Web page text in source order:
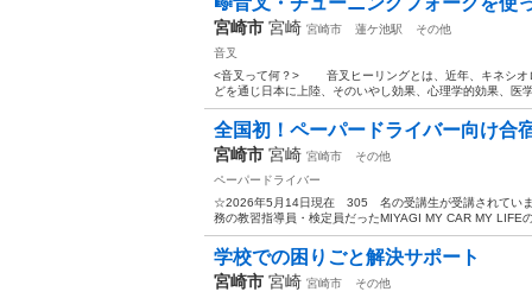
宮崎市 宮崎 宮崎市 蓮ケ池駅
その他
音叉
<音叉って何？> 音叉ヒーリングとは、近年、キネシオ
どを通じ日本に上陸、そのいやし効果、心理学的効果、
全国初！ペーパードライバー向け合
宮崎市 宮崎 宮崎市
その他
ペーパードライバー
☆2026年5月14日現在 305 名の受講生が受講されてい
務の教習指導員・検定員だったMIYAGI MY CAR MY LIFE
学校での困りごと解決サポート
宮崎市 宮崎 宮崎市
その他